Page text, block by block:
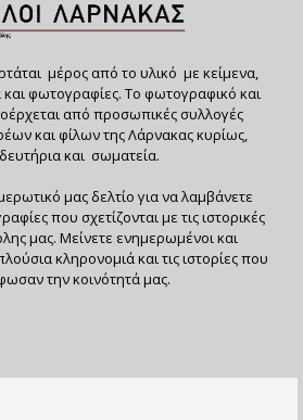
μέρος από το υλικό με κείμενα,
φωτογραφίες. Το φωτογραφικό και
από προσωπικές συλλογές
και φίλων της Λάρνακας κυρίως,
και σωματεία.
μας δελτίο για να λαμβάνετε
που σχετίζονται με τις ιστορικές
μας. Μείνετε ενημερωμένοι και
κληρονομιά και τις ιστορίες που
την κοινότητά μας.